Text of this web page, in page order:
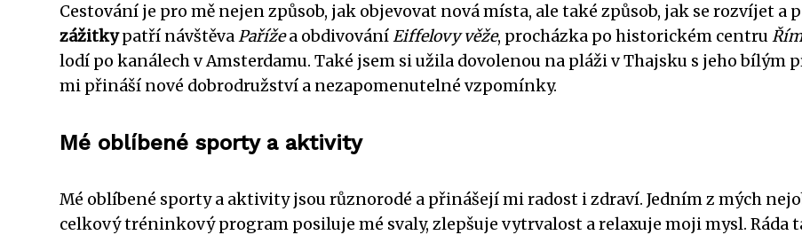
Cestování je pro mě nejen způsob, jak objevovat nová místa, ale také způsob, jak se rozvíjet a
zážitkypatří návštěvaPařížea obdivováníEiffelovy věže, procházka po historickém centru
lodí po kanálech v Amsterdamu. Také jsem si užila dovolenou na pláži v Thajsku s jeho bílým
mi přináší nové dobrodružství a nezapomenutelné vzpomínky.
Mé oblíbené sporty a aktivity
Mé oblíbené sporty a aktivity jsou různorodé a přinášejí mi radost i zdraví. Jedním z mých
celkový tréninkový program posiluje mé svaly, zlepšuje vytrvalost a relaxuje moji mysl. Ráda